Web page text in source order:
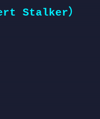
Stalker）